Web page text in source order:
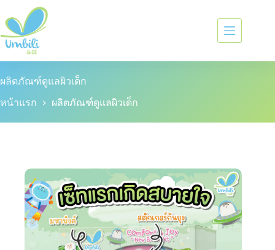
ผลิตภัณฑ์ดูแลผิวเด็ก
หน้าแรก ผลิตภัณฑ์ดูแลผิวเด็ก